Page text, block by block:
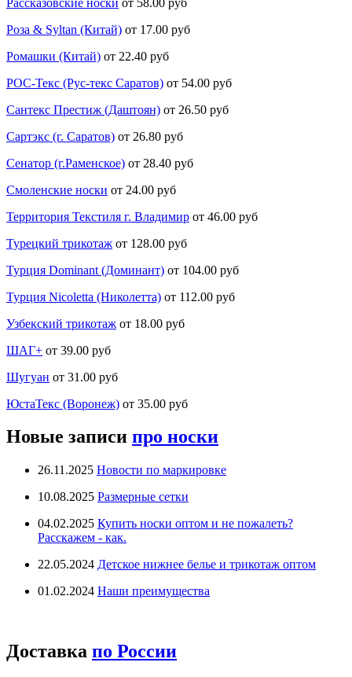
Роза & Syltan (Китай) от 17.00 руб
Ромашки (Китай) от 22.40 руб
РОС-Текс (Рус-текс Саратов) от 54.00 руб
Сантекс Престиж (Даштоян) от 26.50 руб
Сартэкс (г. Саратов) от 26.80 руб
Сенатор (г.Раменское) от 28.40 руб
Смоленские носки от 24.00 руб
Территория Текстиля г. Владимир от 46.00 руб
Турецкий трикотаж от 128.00 руб
Турция Dominant (Доминант) от 104.00 руб
Турция Nicoletta (Николетта) от 112.00 руб
Узбекский трикотаж от 18.00 руб
ШАГ+ от 39.00 руб
Шугуан от 31.00 руб
ЮстаТекс (Воронеж) от 35.00 руб
Новые записи про носки
26.11.2025 Новости по маркировке
10.08.2025 Размерные сетки
04.02.2025 Купить носки оптом и не пожалеть?
Расскажем - как.
22.05.2024 Детское нижнее белье и трикотаж оптом
01.02.2024 Наши преимущества
Доставка по России